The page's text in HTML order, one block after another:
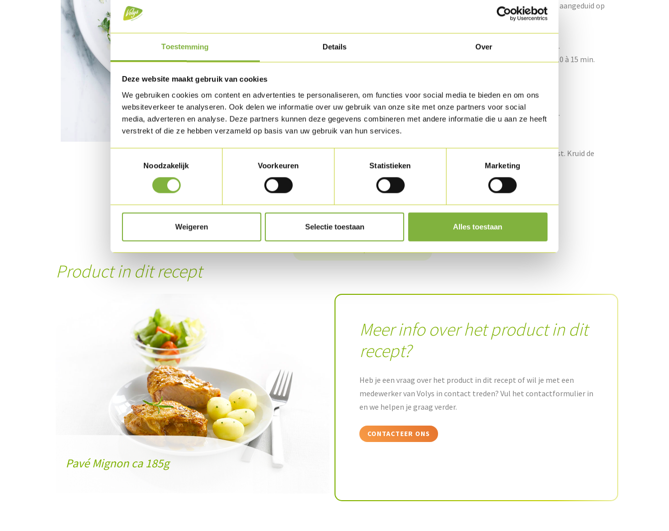
Toestemming Details Over
Deze website maakt gebruik van cookies
We gebruiken cookies om content en advertenties te personaliseren, om functies voor social media te bieden en om ons
websiteverkeer te analyseren. Ook delen we informatie over uw gebruik van onze site met onze partners voor social
media, adverteren en analyse. Deze partners kunnen deze gegevens combineren met andere informatie die u aan ze heeft
verstrekt of die ze hebben verzameld op basis van uw gebruik van hun services.
Noodzakelijk
Voorkeuren Statistieken Marketing
Weigeren Selectie toestaan Alles toestaan
Duw de bovenkant van de Kalkoenpavé in de gedroogde ui en bak de Pavé zoals aangeduid op
Bak de rijst aan in wat olijfolie en voeg er de tijm en het blaadje laurier aan toe.
Bevochtig de rijst met de groentebouillon, kook deze 8 min. en laat deze nog 10 à 15 min.
Hak de platte peterselie fijn.
Snij de chilipepers in ringen. Reinig de broccoli en cutter deze fijn tot couscous.
Voeg dan broccoli, de rozijntjes, de platte peterselie en de chilipepers bij de rijst. Kruid de
rijst af met peper, zout en een scheutje olijfolie.
Meng de yoghurt met de kurkuma, peper en zout.
Product in dit recept
Pavé Mignon ca 185g
Meer info over het product in dit
recept?
Heb je een vraag over het product in dit recept of wil je met een
medewerker van Volys in contact treden? Vul het contactformulier in
en we helpen je graag verder.
CONTACTEER ONS